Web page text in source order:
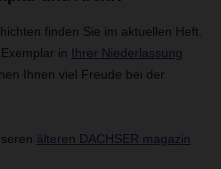
finden Sie im aktuellen Heft.
in Ihrer Niederlassung
Ihnen viel Freude bei der
älteren DACHSER magazin